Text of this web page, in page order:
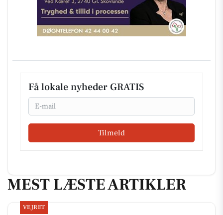
Få lokale nyheder GRATIS
Email
Tilmeld
MEST LÆSTE ARTIKLER
VEJRET